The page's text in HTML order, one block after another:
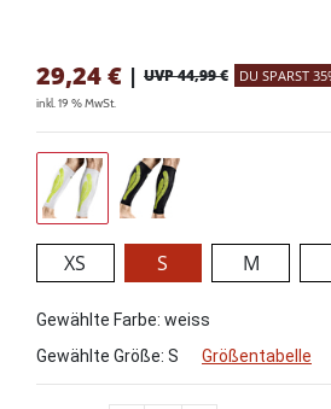
29,24€ | UVP 44,99 € DU SPARST
inkl. 19 % MwSt.
XS S M
Gewählte Farbe: weiss
Gewählte Größe: S Größentabelle